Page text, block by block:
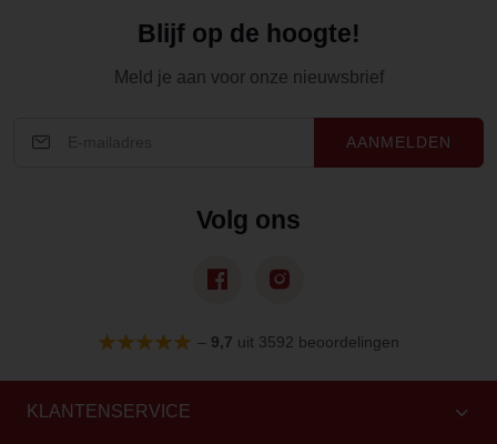
Blijf op de hoogte!
Meld je aan voor onze nieuwsbrief
AANMELDEN
Volg ons
– 9,7 uit 3592 beoordelingen
KLANTENSERVICE